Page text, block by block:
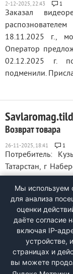
1
Заказал
18.11.2025 г.,
Оператор
02.12.2025 г.
подменили.
Возврат товара
1
Потребитель:
Татарстан, г
купленного
договор
Гайковерт
< 1 2
Мы используем
для анализа
оценки
даёте согласие
включая IP-
устройстве,
страницах и
вы можете